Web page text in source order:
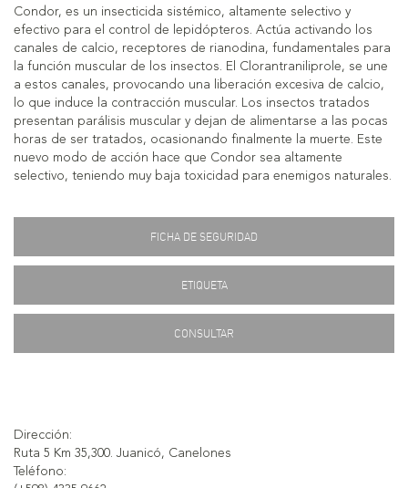
Condor, es un insecticida sistémico, altamente selectivo y
efectivo para el control de lepidópteros. Actúa activando los
canales de calcio, receptores de rianodina, fundamentales para
la función muscular de los insectos. El Clorantraniliprole, se une
a estos canales, provocando una liberación excesiva de calcio,
lo que induce la contracción muscular. Los insectos tratados
presentan parálisis muscular y dejan de alimentarse a las pocas
horas de ser tratados, ocasionando finalmente la muerte. Este
nuevo modo de acción hace que Condor sea altamente
selectivo, teniendo muy baja toxicidad para enemigos naturales.
FICHA DE SEGURIDAD
ETIQUETA
CONSULTAR
Dirección:
Ruta 5 Km 35,300. Juanicó, Canelones
Teléfono: